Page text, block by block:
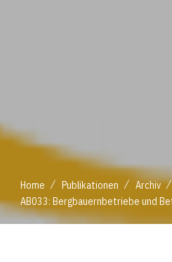
Home / Publikationen / Archiv /